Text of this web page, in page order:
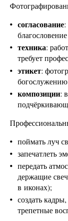
согласование:
техника:
требует
этикет:
композиции:
поймать луч
запечатлеть
передать
держащие
в иконах);
создать
трепетные